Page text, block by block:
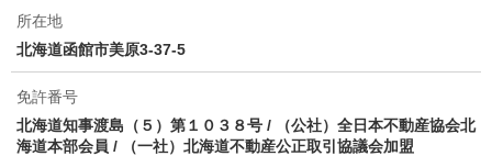
その他諸費用
円
情報更新日
次回更新予定日 2026/08/16
所在地
北海道函館市美原3-37-5
免許番号
北海道知事渡島（５）第１０３８号 / （公社）全日本不動産協会北
海道本部会員 / （一社）北海道不動産公正取引協議会加盟